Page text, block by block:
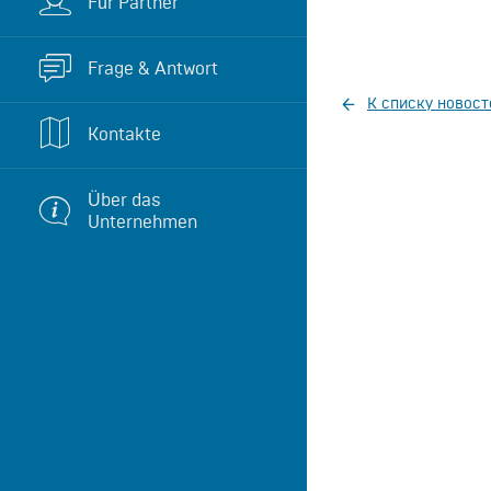
Frage & Antwort
Kontakte
Über das
Unternehmen
К списку